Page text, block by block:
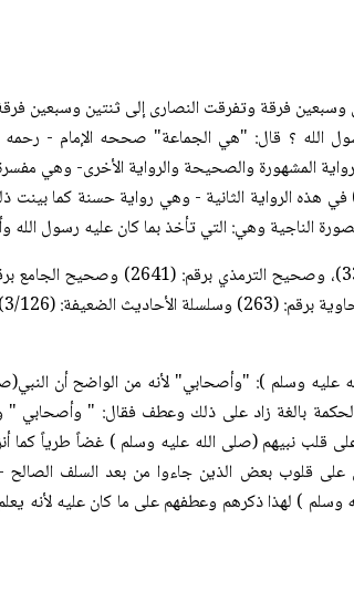
وسبعين فرقة وتفرقت النصارى إلى ثنتين وسبعين
الله ؟ قال: "هي الجماعة" صححه الإمام -
و 204 و 1492).. هذه هي الرواية المشهورة والصحيحة والرواية
الناجية وهي: التي تأخذ بما كان عليه رسول الله
علیه وسلم ): "وأصحابي" لأنه من الواضح أن
لحكمة بالغة زاد على ذلك وعطف فقال: " وأصحابي
قلب نبيهم (صلی الله علیه وسلم ) غضاً طرياً كما
قلوب بعض الذين جاءوا من بعد السلف الصالح -
وسلم ) لهذا ذكرهم وعطفهم على ما كان عليه لأنه